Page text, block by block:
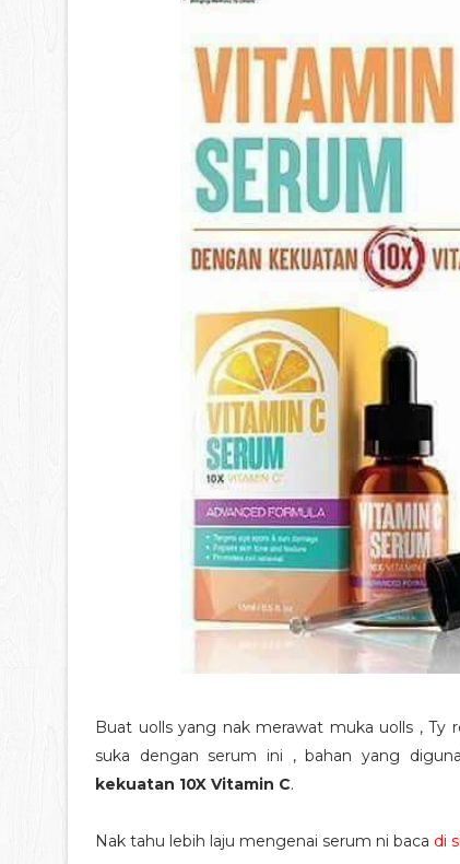
Buat uolls yang nak merawat muka uolls , Ty
suka dengan serum ini , bahan yang
kekuatan 10X Vitamin C.
Nak tahu lebih laju mengenai serum ni baca di